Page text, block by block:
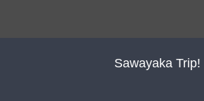
Sawayaka Trip!